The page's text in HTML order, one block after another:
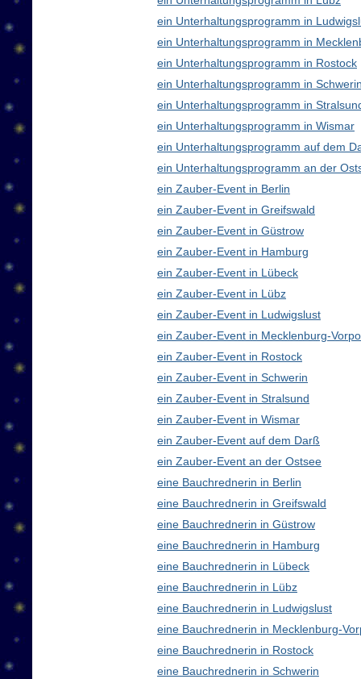
ein Unterhaltungsprogramm in
ein Unterhaltungsprogramm in
ein Unterhaltungsprogramm in Rostock
ein Unterhaltungsprogramm in
ein Unterhaltungsprogramm in
ein Unterhaltungsprogramm in Wismar
ein Unterhaltungsprogramm auf dem
ein Unterhaltungsprogramm an der
ein Zauber-Event in Berlin
ein Zauber-Event in Greifswald
ein Zauber-Event in Güstrow
ein Zauber-Event in Hamburg
ein Zauber-Event in Lübeck
ein Zauber-Event in Lübz
ein Zauber-Event in Ludwigslust
ein Zauber-Event in Mecklenburg-
ein Zauber-Event in Rostock
ein Zauber-Event in Schwerin
ein Zauber-Event in Stralsund
ein Zauber-Event in Wismar
ein Zauber-Event auf dem Darß
ein Zauber-Event an der Ostsee
eine Bauchrednerin in Berlin
eine Bauchrednerin in Greifswald
eine Bauchrednerin in Güstrow
eine Bauchrednerin in Hamburg
eine Bauchrednerin in Lübeck
eine Bauchrednerin in Lübz
eine Bauchrednerin in Ludwigslust
eine Bauchrednerin in Mecklenburg-
eine Bauchrednerin in Rostock
eine Bauchrednerin in Schwerin